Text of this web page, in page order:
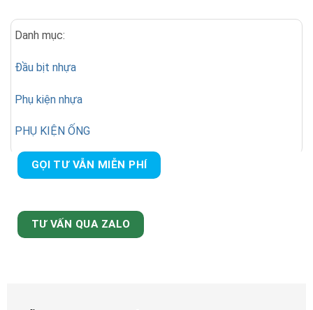
Danh mục:
Đầu bịt nhựa
Phụ kiện nhựa
PHỤ KIỆN ỐNG
GỌI TƯ VẪN MIỄN PHÍ
TƯ VẤN QUA ZALO